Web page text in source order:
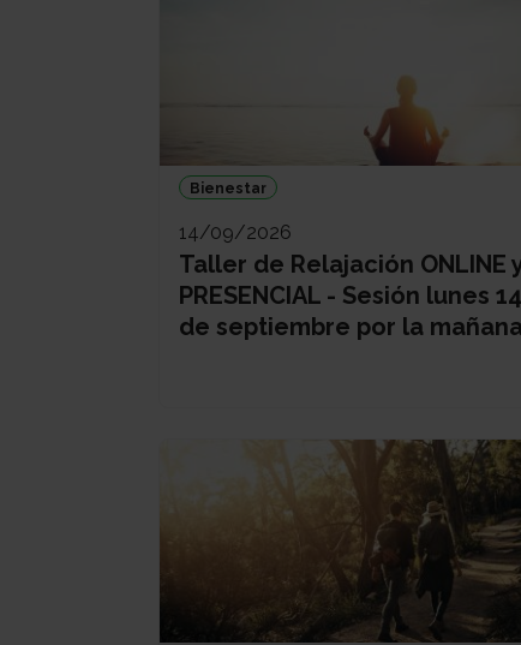
Bienestar
14/09/2026
Taller de Relajación ONLINE
PRESENCIAL - Sesión lunes 14
de septiembre por la